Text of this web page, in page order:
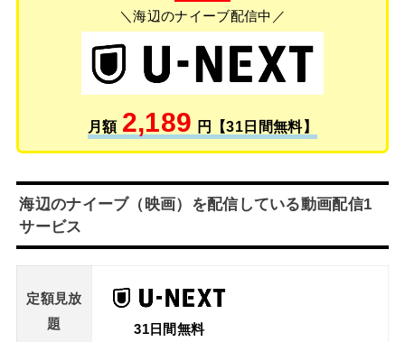
＼海辺のナイーブ配信中／
月額 2,189 円【31日間無料】
海辺のナイーブ（映画）を配信している動画配信1
サービス
定額見放
題
31日間無料